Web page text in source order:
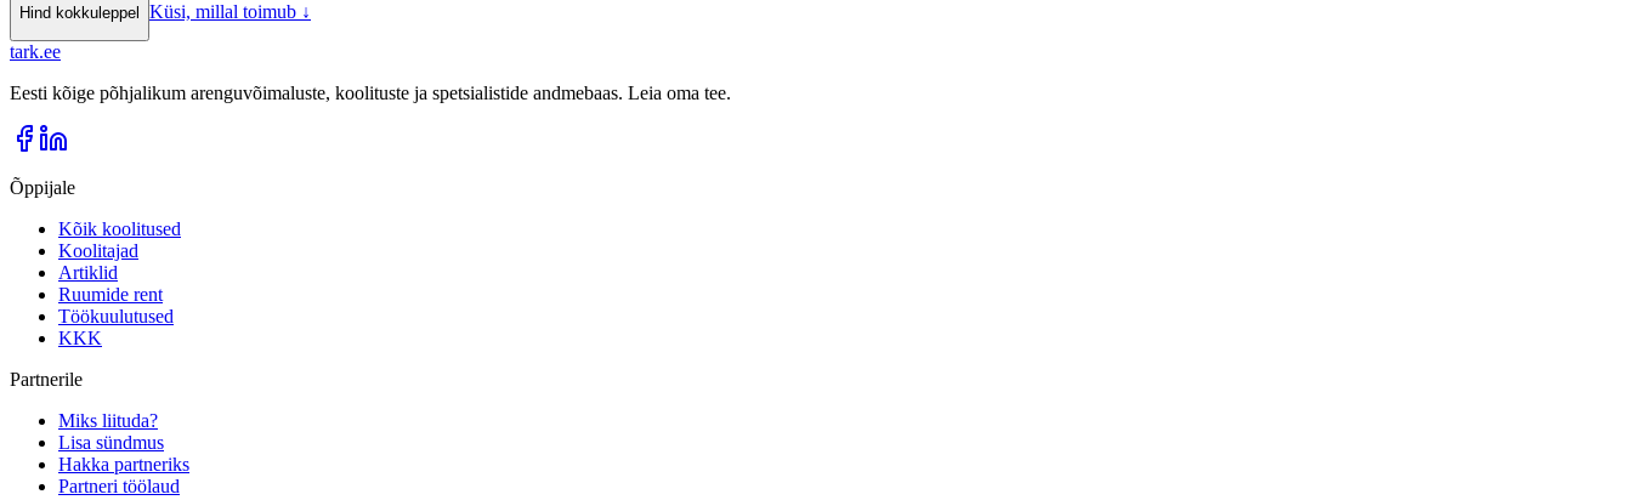
Hind kokkuleppel Küsi, millal toimub ↓
tark.ee
Eesti kõige põhjalikum arenguvõimaluste, koolituste ja spetsialistide andmebaas. Leia oma tee.
Õppijale
Kõik koolitused
Koolitajad
Artiklid
Ruumide rent
Töökuulutused
KKK
Partnerile
Miks liituda?
Lisa sündmus
Hakka partneriks
Partneri töölaud